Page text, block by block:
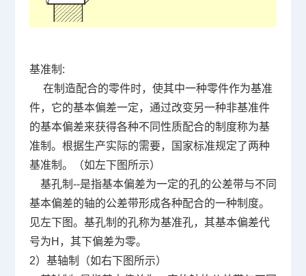
基准制 :
在制造配合的零件时，使其中一种零件作为基准
件，它的基本偏差一定，通过改变另一种非基准件
的基本偏差来获得各种不同性质配合的制度称为基
准制。根据生产实际的需要，国家标准规定了两种
基准制。（如左下图所示）
基孔制 --是指基本偏差为一定的孔的公差带与不同
基本偏差的轴的公差带形成各种配合的一种制度。
见左下图。基孔制的孔称为基准孔，其基本偏差代
号为H ，其下偏差为零。
2）基轴制（如右下图所示）